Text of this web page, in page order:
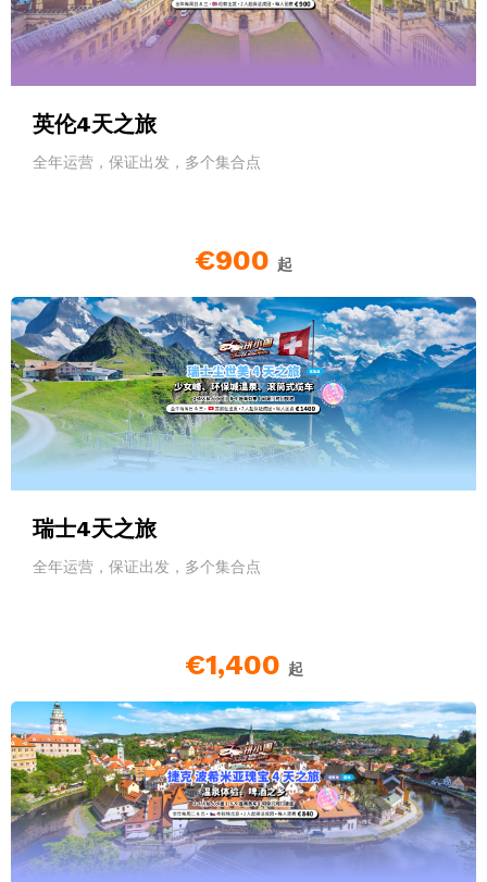
英伦4天之旅
全年运营，保证出发，多个集合点
€900 起
瑞士4天之旅
全年运营，保证出发，多个集合点
€1,400 起